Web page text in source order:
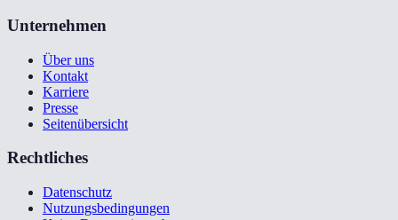
Unternehmen
Über uns
Kontakt
Karriere
Presse
Seitenübersicht
Rechtliches
Datenschutz
Nutzungsbedingungen